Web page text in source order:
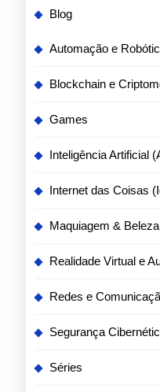
Blog
Automação e
Blockchain e
Games
Inteligência Artificial
Internet das Coisas
Maquiagem & Beleza
Realidade Virtual e
Redes e
Segurança
Séries